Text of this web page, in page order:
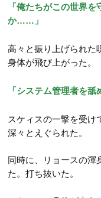
「俺たちがこの世界
か……」
高々と振り上げられた
身体が飛び上がった。
「システム管理者を舐
スケィスの一撃を受け
深々とえぐられた。
同時に、リョースの渾
た。打ち抜いた。